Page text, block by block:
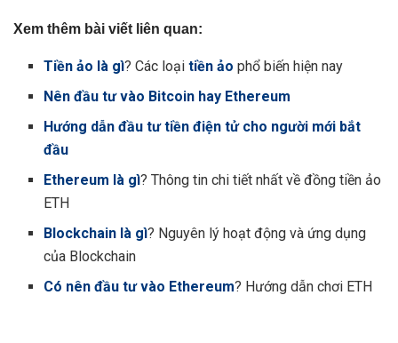
Xem thêm bài viết liên quan:
Tiền ảo là gì? Các loạitiền ảo phổ biến hiện nay
Nên đầu tư vào Bitcoin hay Ethereum
Hướng dẫn đầu tư tiền điện tử cho người mới bắt
đầu
Ethereum là gì? Thông tin chi tiết nhất về đồng tiền ảo
ETH
Blockchain là gì? Nguyên lý hoạt động và ứng dụng
của Blockchain
Có nên đầu tư vào Ethereum? Hướng dẫn chơi ETH